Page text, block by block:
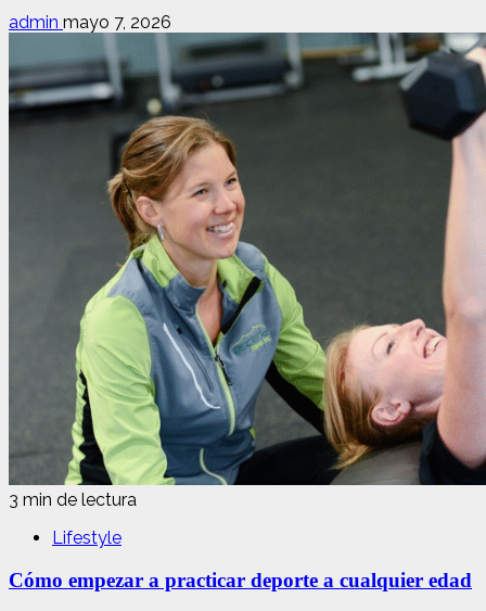
admin mayo 7, 2026
3 min de lectura
Lifestyle
Cómo empezar a practicar deporte a cualquier edad